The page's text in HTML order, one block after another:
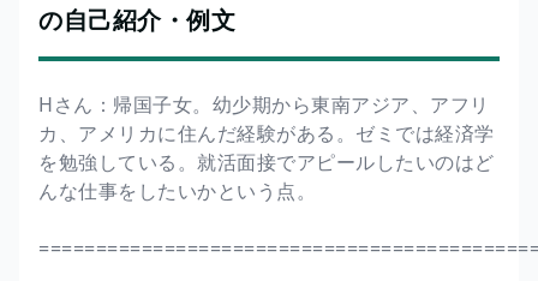
の自己紹介・例文
Hさん：帰国子女。幼少期から東南アジア、アフリ
カ、アメリカに住んだ経験がある。ゼミでは経済学
を勉強している。就活面接でアピールしたいのはど
んな仕事をしたいかという点。